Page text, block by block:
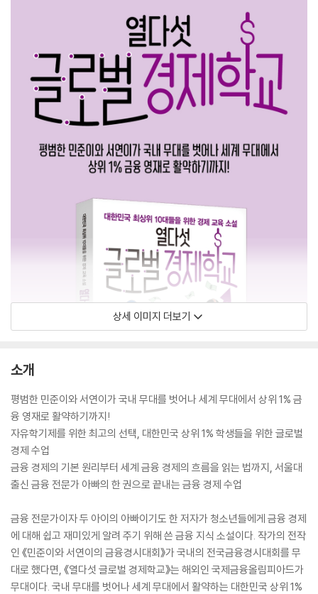
상세 이미지 더보기
소개
평범한 민준이와 서연이가 국내 무대를 벗어나 세계 무대에서 상위 1% 금
융 영재로 활약하기까지!
자유학기제를 위한 최고의 선택, 대한민국 상위 1% 학생들을 위한 글로벌
경제 수업
금융 경제의 기본 원리부터 세계 금융 경제의 흐름을 읽는 법까지, 서울대
출신 금융 전문가 아빠의 한 권으로 끝내는 금융 경제 수업
금융 전문가이자 두 아이의 아빠이기도 한 저자가 청소년들에게 금융 경제
에 대해 쉽고 재미있게 알려 주기 위해 쓴 금융 지식 소설이다. 작가의 전작
인 《민준이와 서연이의 금융경시대회》가 국내의 전국금융경시대회를 무
대로 했다면, 《열다섯 글로벌 경제학교》는 해외인 국제금융올림피아드가
무대이다. 국내 무대를 벗어나 세계 무대에서 활약하는 대한민국 상위 1%